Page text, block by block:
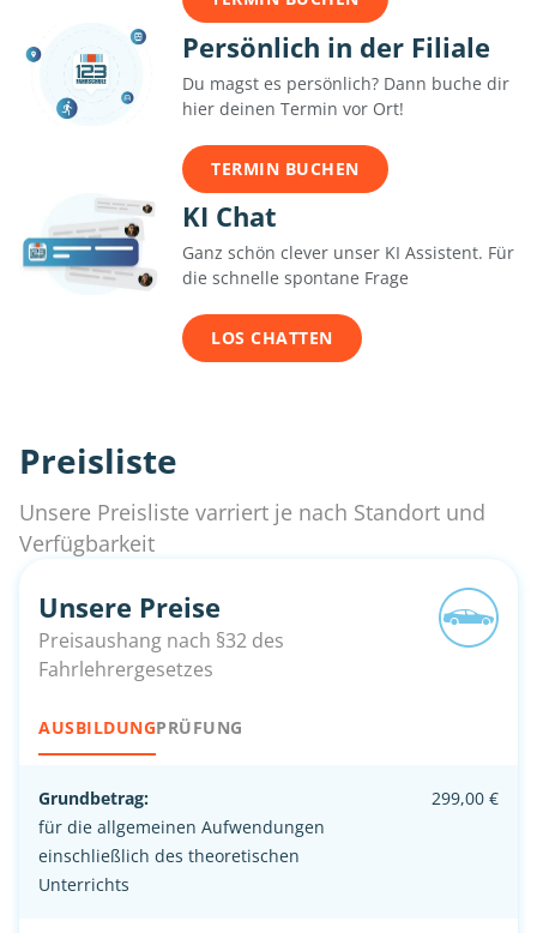
Persönlich in der Filiale
Du magst es persönlich? Dann buche dir
hier deinen Termin vor Ort!
TERMIN BUCHEN
KI Chat
Ganz schön clever unser KI Assistent. Für
die schnelle spontane Frage
LOS CHATTEN
Preisliste
Unsere Preisliste varriert je nach Standort und
Verfügbarkeit
Unsere Preise
Preisaushang nach §32 des
Fahrlehrergesetzes
AUSBILDUNGPRÜFUNG
Grundbetrag:
für die allgemeinen Aufwendungen
einschließlich des theoretischen
Unterrichts
299,00 €